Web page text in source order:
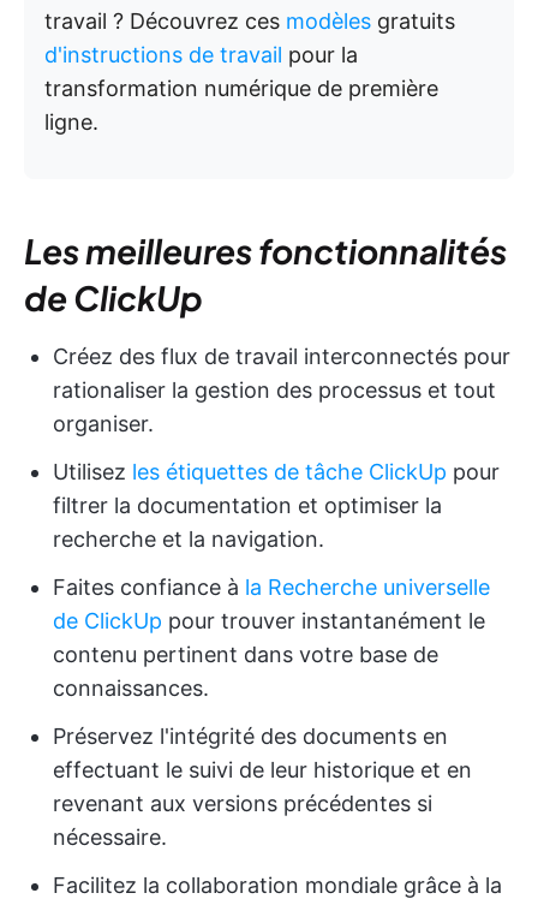
travail ? Découvrez ces modèles gratuits
d'instructions de travail pour la
transformation numérique de première
ligne.
Les meilleures fonctionnalités
de ClickUp
Créez des flux de travail interconnectés pour
rationaliser la gestion des processus et tout
organiser.
Utilisez les étiquettes de tâche ClickUp pour
filtrer la documentation et optimiser la
recherche et la navigation.
Faites confiance à la Recherche universelle
de ClickUp pour trouver instantanément le
contenu pertinent dans votre base de
connaissances.
Préservez l'intégrité des documents en
effectuant le suivi de leur historique et en
revenant aux versions précédentes si
nécessaire.
Facilitez la collaboration mondiale grâce à la